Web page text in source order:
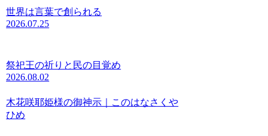
世界は言葉で創られる
2026.07.25
祭祀王の祈りと民の目覚め
2026.08.02
木花咲耶姫様の御神示｜このはなさくや
ひめ